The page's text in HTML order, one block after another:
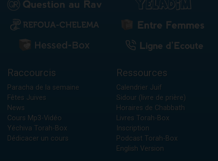
Raccourcis
Paracha de la semaine
Fêtes Juives
News
Cours Mp3-Vidéo
Yéchiva Torah-Box
Dédicacer un cours
Ressources
Calendrier Juif
Sidour (livre de prière)
Horaires de Chabbath
Livres Torah-Box
Inscription
Podcast Torah-Box
English Version